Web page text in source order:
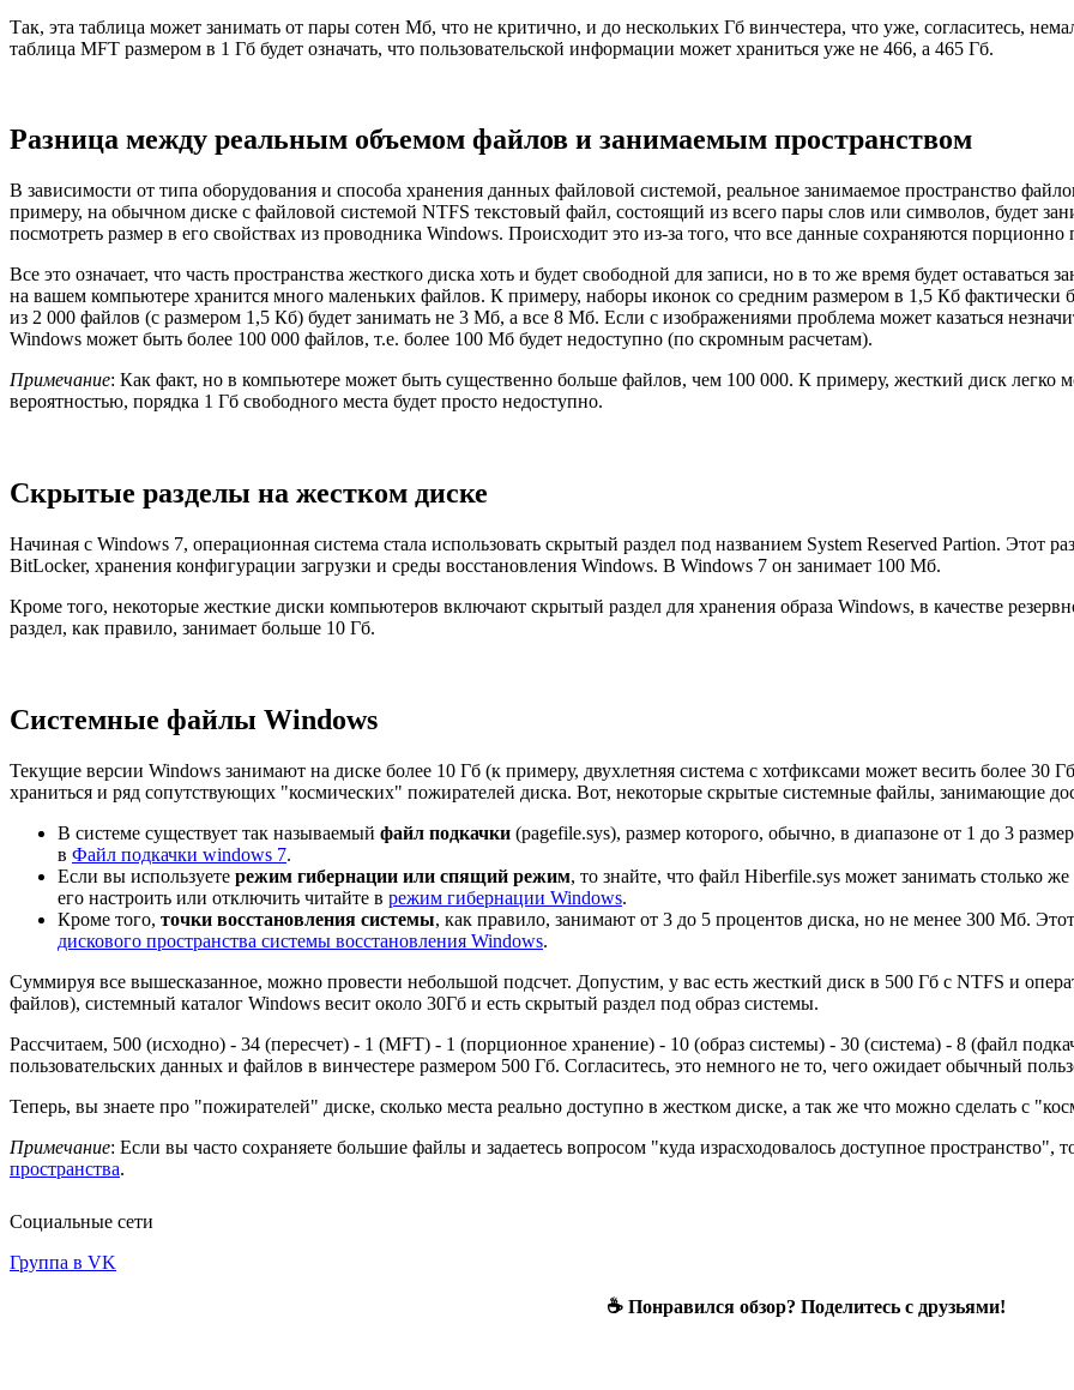
Так, эта таблица может занимать от пары сотен Мб, что не критично, и до нескольких Гб винчестера, что уже, согласитесь,
таблица MFT размером в 1 Гб будет означать, что пользовательской информации может храниться уже не 466, а 465 Гб.
Разница между реальным объемом файлов и занимаемым пространством
В зависимости от типа оборудования и способа хранения данных файловой системой, реальное занимаемое пространство
примеру, на обычном диске с файловой системой NTFS текстовый файл, состоящий из всего пары слов или символов, будет
посмотреть размер в его свойствах из проводника Windows. Происходит это из-за того, что все данные сохраняются порционно
Все это означает, что часть пространства жесткого диска хоть и будет свободной для записи, но в то же время будет оставаться
на вашем компьютере хранится много маленьких файлов. К примеру, наборы иконок со средним размером в 1,5 Кб фактически
из 2 000 файлов (с размером 1,5 Кб) будет занимать не 3 Мб, а все 8 Мб. Если с изображениями проблема может казаться
Windows может быть более 100 000 файлов, т.е. более 100 Мб будет недоступно (по скромным расчетам).
Примечание: Как факт, но в компьютере может быть существенно больше файлов, чем 100 000. К примеру, жесткий диск легко
вероятностью, порядка 1 Гб свободного места будет просто недоступно.
Скрытые разделы на жестком диске
Начиная с Windows 7, операционная система стала использовать скрытый раздел под названием System Reserved Partion. Этот
BitLocker, хранения конфигурации загрузки и среды восстановления Windows. В Windows 7 он занимает 100 Мб.
Кроме того, некоторые жесткие диски компьютеров включают скрытый раздел для хранения образа Windows, в качестве
раздел, как правило, занимает больше 10 Гб.
Системные файлы Windows
Текущие версии Windows занимают на диске более 10 Гб (к примеру, двухлетняя система с хотфиксами может весить более 30
храниться и ряд сопутствующих "космических" пожирателей диска. Вот, некоторые скрытые системные файлы, занимающие
В системе существует так называемый файл подкачки (pagefile.sys), размер которого, обычно, в диапазоне от 1 до 3
в Файл подкачки windows 7.
Если вы используете режим гибернации или спящий режим, то знайте, что файл Hiberfile.sys может занимать столько
его настроить или отключить читайте в режим гибернации Windows.
Кроме того, точки восстановления системы, как правило, занимают от 3 до 5 процентов диска, но не менее 300 Мб.
дискового пространства системы восстановления Windows.
Суммируя все вышесказанное, можно провести небольшой подсчет. Допустим, у вас есть жесткий диск в 500 Гб с NTFS и
файлов), системный каталог Windows весит около 30Гб и есть скрытый раздел под образ системы.
Рассчитаем, 500 (исходно) - 34 (пересчет) - 1 (MFT) - 1 (порционное хранение) - 10 (образ системы) - 30 (система) - 8 (файл
пользовательских данных и файлов в винчестере размером 500 Гб. Согласитесь, это немного не то, чего ожидает обычный
Теперь, вы знаете про "пожирателей" диске, сколько места реально доступно в жестком диске, а так же что можно сделать с
Примечание: Если вы часто сохраняете большие файлы и задаетесь вопросом "куда израсходовалось доступное пространство",
пространства.
Социальные сети
Группа в VK
☕ Понравился обзор? Поделитесь с друзьями!